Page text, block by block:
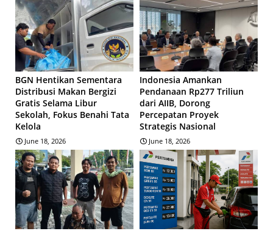
BGN Hentikan Sementara
Distribusi Makan Bergizi
Gratis Selama Libur
Sekolah, Fokus Benahi Tata
Kelola
June 18, 2026
Indonesia Amankan
Pendanaan Rp277 Triliun
dari AIIB, Dorong
Percepatan Proyek
Strategis Nasional
June 18, 2026